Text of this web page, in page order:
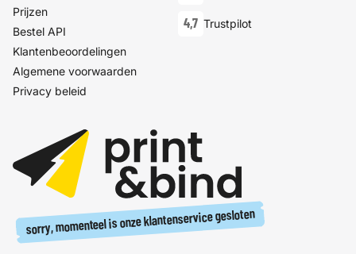
Prijzen
Bestel API
Klantenbeoordelingen
Algemene voorwaarden
Privacy beleid
4,7 Trustpilot
sorry, momenteel is onze klantenservice gesloten